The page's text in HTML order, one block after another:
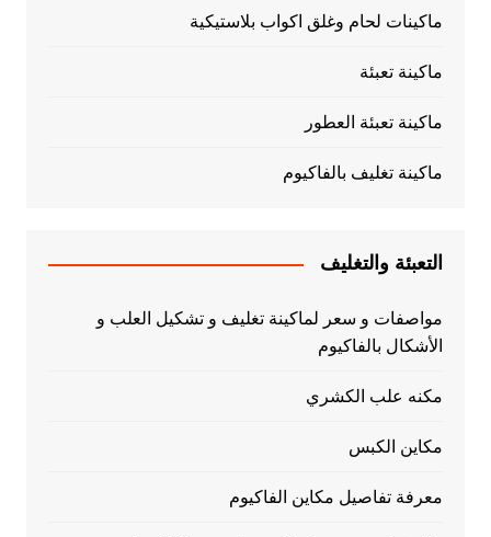
ماكينات لحام وغلق اكواب بلاستيكية
ماكينة تعبئة
ماكينة تعبئة العطور
ماكينة تغليف بالفاكيوم
التعبئة والتغليف
مواصفات و سعر لماكينة تغليف و تشكيل العلب و
الأشكال بالفاكيوم
مكنه علب الكشري
مكاين الكبس
معرفة تفاصيل مكاين الفاكيوم